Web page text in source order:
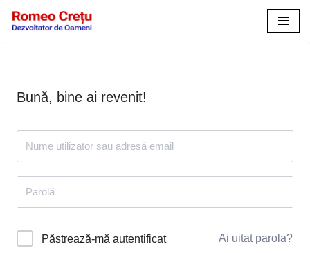
Bună, bine ai revenit!
Păstrează-mă autentificat Ai uitat parola?